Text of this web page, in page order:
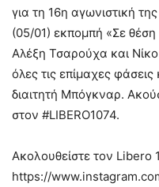
για τη 16η αγωνιστική
(05/01) εκπομπή «Σε
Αλέξη Τσαρούχα και
όλες τις επίμαχες
διαιτητή Μπόγκναρ.
στον #LIBERO1074.
Ακολουθείστε τον Libero
https://